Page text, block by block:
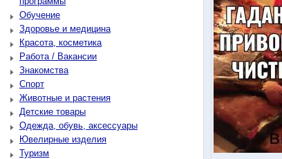
Обучение
Здоровье и медицина
Красота, косметика
Работа / Вакансии
Знакомства
Спорт
Животные и растения
Детские товары
Одежда, обувь, аксессуары
Ювелирные изделия
Туризм